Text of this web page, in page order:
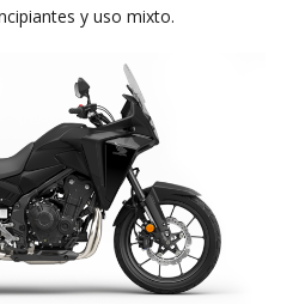
y uso mixto.